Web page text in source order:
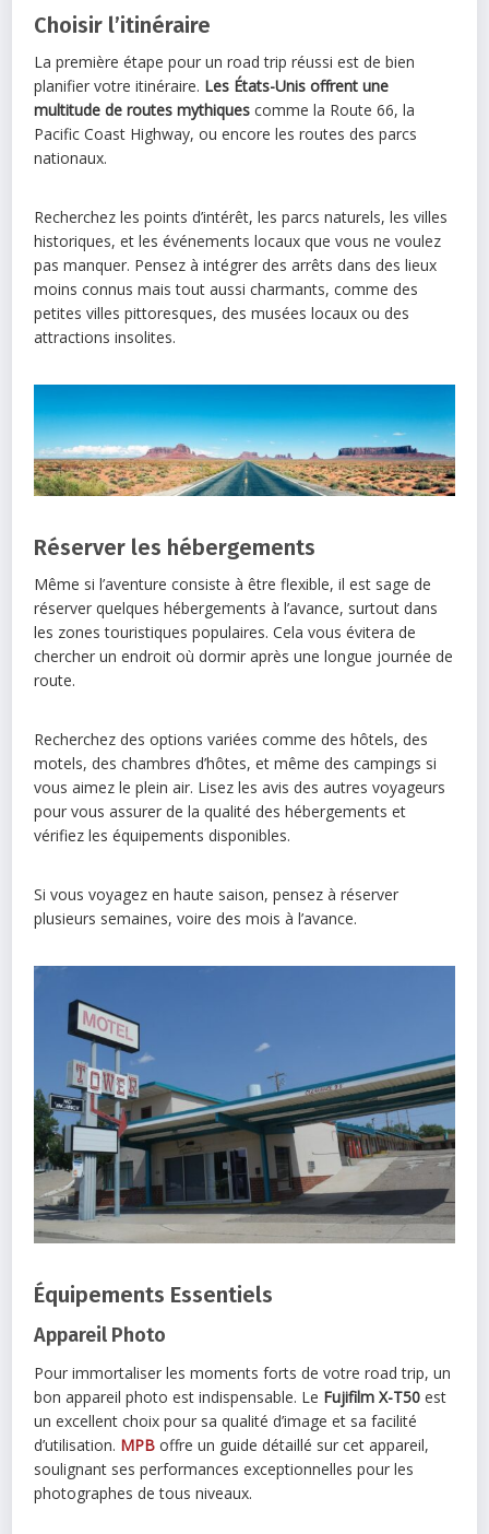
Choisir l’itinéraire
La première étape pour un road trip réussi est de bien
planifier votre itinéraire. Les États-Unis offrent une
multitude de routes mythiques comme la Route 66, la
Pacific Coast Highway, ou encore les routes des parcs
nationaux.
Recherchez les points d’intérêt, les parcs naturels, les villes
historiques, et les événements locaux que vous ne voulez
pas manquer. Pensez à intégrer des arrêts dans des lieux
moins connus mais tout aussi charmants, comme des
petites villes pittoresques, des musées locaux ou des
attractions insolites.
Réserver les hébergements
Même si l’aventure consiste à être flexible, il est sage de
réserver quelques hébergements à l’avance, surtout dans
les zones touristiques populaires. Cela vous évitera de
chercher un endroit où dormir après une longue journée de
route.
Recherchez des options variées comme des hôtels, des
motels, des chambres d’hôtes, et même des campings si
vous aimez le plein air. Lisez les avis des autres voyageurs
pour vous assurer de la qualité des hébergements et
vérifiez les équipements disponibles.
Si vous voyagez en haute saison, pensez à réserver
plusieurs semaines, voire des mois à l’avance.
Équipements Essentiels
Appareil Photo
Pour immortaliser les moments forts de votre road trip, un
bon appareil photo est indispensable. Le Fujifilm X-T50 est
un excellent choix pour sa qualité d’image et sa facilité
d’utilisation. MPB offre un guide détaillé sur cet appareil,
soulignant ses performances exceptionnelles pour les
photographes de tous niveaux.